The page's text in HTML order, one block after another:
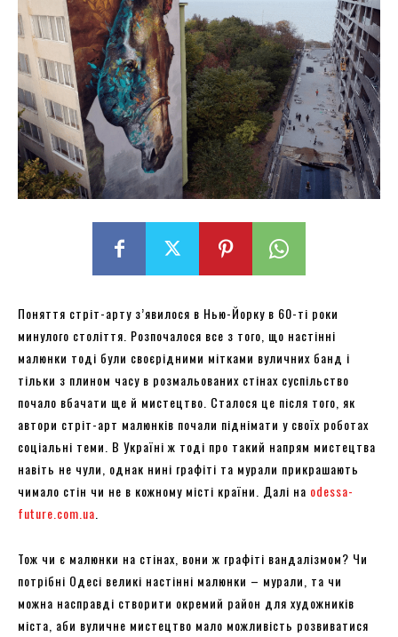
Поняття стріт-арту з’явилося в Нью-Йорку в 60-ті роки
минулого століття. Розпочалося все з того, що настінні
малюнки тоді були своєрідними мітками вуличних банд і
тільки з плином часу в розмальованих стінах суспільство
почало вбачати ще й мистецтво. Сталося це після того, як
автори стріт-арт малюнків почали піднімати у своїх роботах
соціальні теми. В Україні ж тоді про такий напрям мистецтва
навіть не чули, однак нині графіті та мурали прикрашають
чимало стін чи не в кожному місті країни. Далі на odessa-
future.com.ua
Тож чи є малюнки на стінах, вони ж графіті вандалізмом? Чи
потрібні Одесі великі настінні малюнки – мурали, та чи
можна насправді створити окремий район для художників
міста, аби вуличне мистецтво мало можливість розвиватися